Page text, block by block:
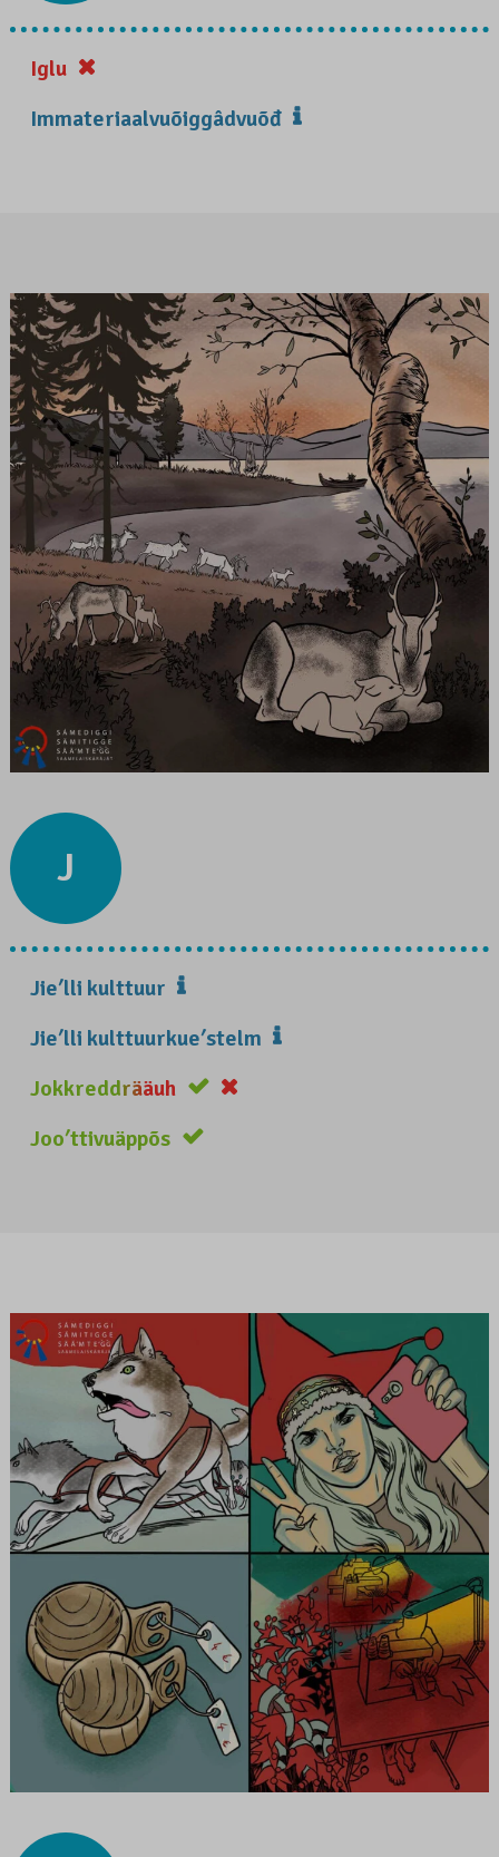
Iglu
Immateriaalvuõiggâdvuõđ
J
Jieʹlli kulttuur
Jieʹlli kulttuurkueʹstelm
Jokkreddrääuh
Jooʹttivuäppõs